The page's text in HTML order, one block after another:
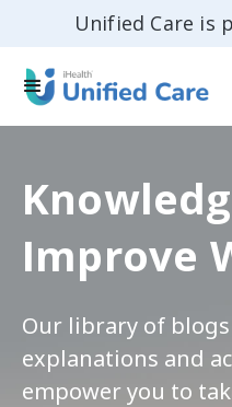
Unified Care is
Improve
Our library of
explanations and
empower you to